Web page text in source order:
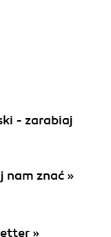
- zarabiaj
nam znać »
»